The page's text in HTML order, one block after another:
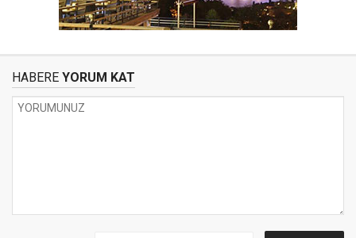
HABERE YORUM KAT